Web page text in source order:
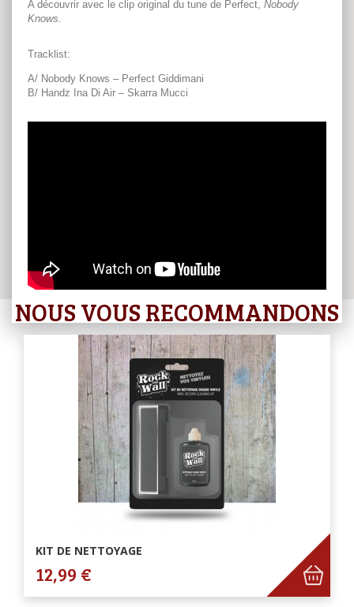
A découvrir avec le clip original du tune de Perfect, Nobody
Knows.
Tracklist:
A/ Nobody Knows – Perfect Giddimani
B/ Handz Ina Di Air – Skarra Mucci
NOUS VOUS RECOMMANDONS
KIT DE NETTOYAGE
12,99 €